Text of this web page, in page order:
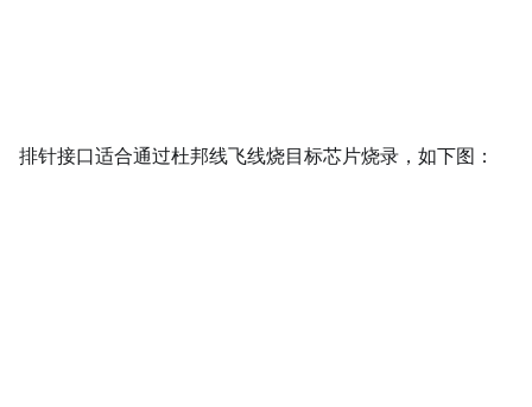
排针接口适合通过杜邦线飞线烧目标芯片烧录，如下图：